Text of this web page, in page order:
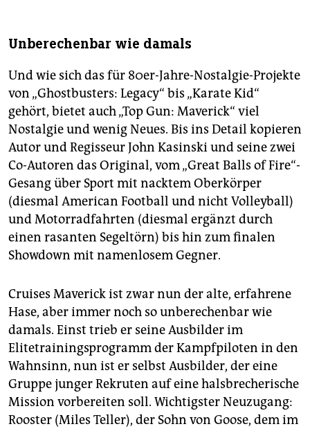
Unberechenbar wie damals
Und wie sich das für 80er-Jahre-Nostalgie-Projekte
von „Ghostbusters: Legacy“ bis „Karate Kid“
gehört, bietet auch „Top Gun: Maverick“ viel
Nostalgie und wenig Neues. Bis ins Detail kopieren
Autor und Regisseur John ­Kasinski und seine zwei
Co-Autoren das Original, vom „Great Balls of Fire“-
Gesang über Sport mit nacktem Oberkörper
(diesmal American Football und nicht Volleyball)
und Motorradfahrten (diesmal ergänzt durch
einen rasanten Segeltörn) bis hin zum finalen
Showdown mit namenlosem Gegner.
Cruises Maverick ist zwar nun der alte, erfahrene
Hase, aber immer noch so unberechenbar wie
damals. Einst trieb er seine Ausbilder im
Elitetrainingsprogramm der Kampfpiloten in den
Wahnsinn, nun ist er selbst Ausbilder, der eine
Gruppe junger Rekruten auf eine halsbrecherische
Mission vorbereiten soll. Wichtigster Neuzugang:
Rooster (Miles Teller), der Sohn von Goose, dem im